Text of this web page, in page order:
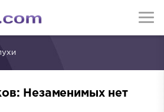
Незаменимых нет